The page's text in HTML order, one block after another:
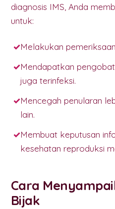
diagnosis IMS, Anda
untuk:
Melakukan
Mendapatkan
juga terinfeksi.
Mencegah penularan
lain.
Membuat keputusan
kesehatan reproduksi
Cara
Bijak